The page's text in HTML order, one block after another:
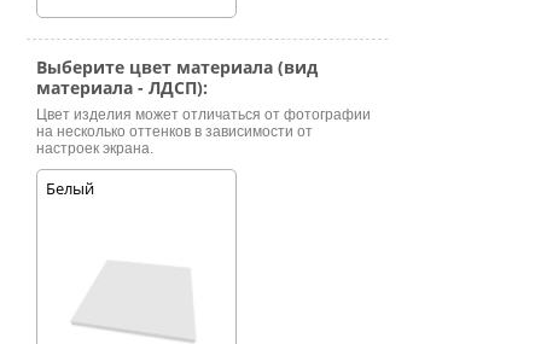
Выберите цвет материала (вид
материала - ЛДСП):
Цвет изделия может отличаться от фотографии
на несколько оттенков в зависимости от
настроек экрана.
Белый